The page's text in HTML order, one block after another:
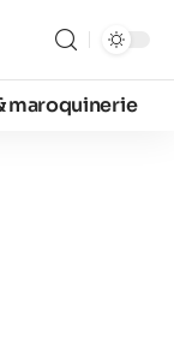
maroquinerie